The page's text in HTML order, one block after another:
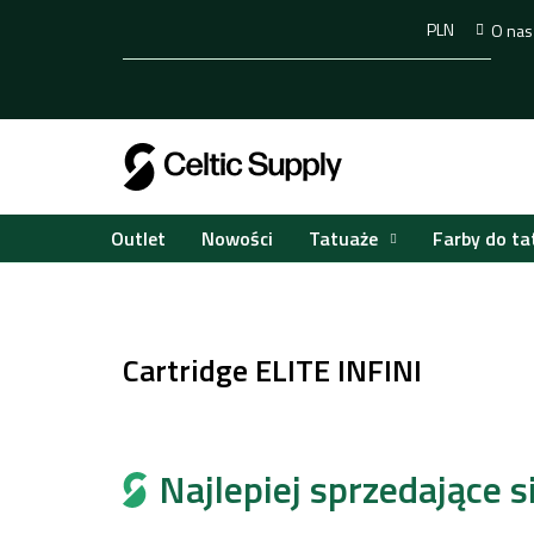
O nas
PLN
Outlet Nowości Tatuaże Farby do
Cartridge ELITE INFINI
Najlepiej sprzedające